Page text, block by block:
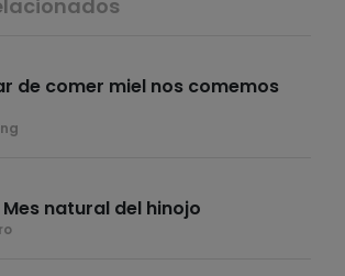
de comer miel nos comemos
natural del hinojo